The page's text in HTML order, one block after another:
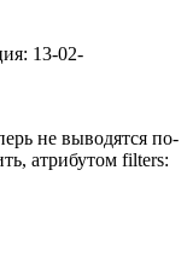
13-02-
не выводятся по-
атрибутом filters: